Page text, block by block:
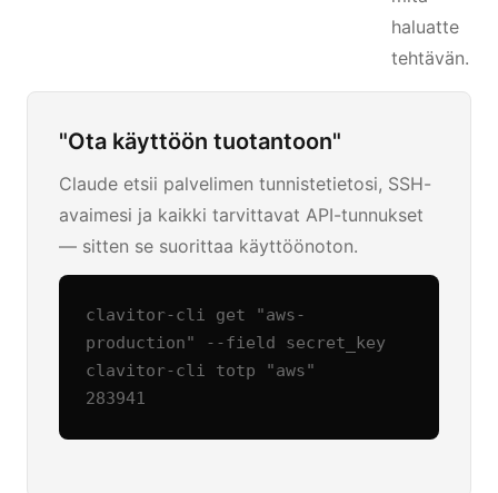
haluatte
tehtävän.
"Ota käyttöön tuotantoon"
Claude etsii palvelimen tunnistetietosi, SSH-
avaimesi ja kaikki tarvittavat API-tunnukset
— sitten se suorittaa käyttöönoton.
clavitor-cli get "aws-
production" --field secret_key
clavitor-cli totp "aws"
283941